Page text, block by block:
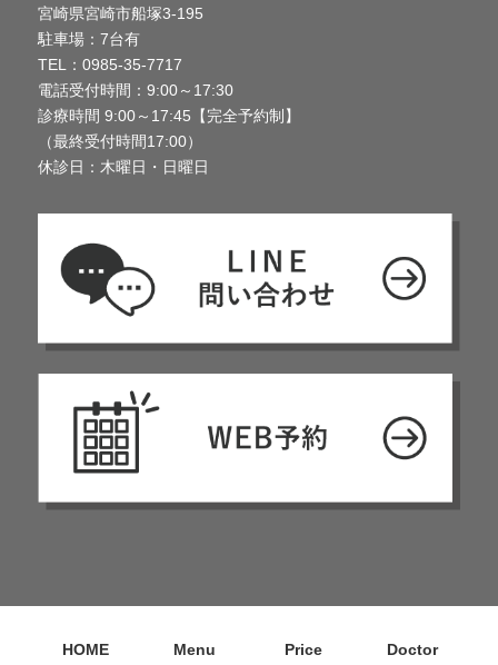
宮崎県宮崎市船塚3-195
駐車場：7台有
TEL：0985-35-7717
電話受付時間：9:00～17:30
診療時間 9:00～17:45【完全予約制】
（最終受付時間17:00）
休診日：木曜日・日曜日
HOME Menu Price Doctor